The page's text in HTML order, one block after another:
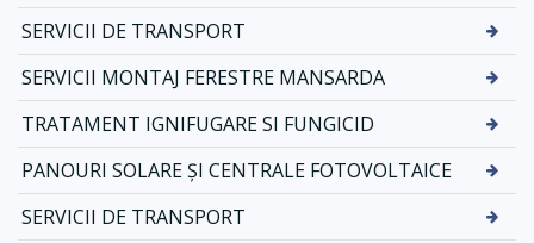
SERVICII DE TRANSPORT
SERVICII MONTAJ FERESTRE MANSARDA
TRATAMENT IGNIFUGARE SI FUNGICID
PANOURI SOLARE ȘI CENTRALE FOTOVOLTAICE
SERVICII DE TRANSPORT